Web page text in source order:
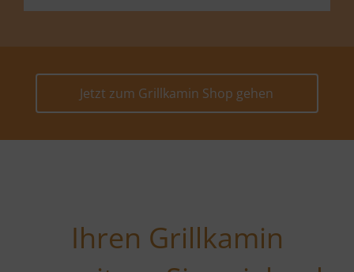
Jetzt zum Grillkamin Shop gehen
Ihren Grillkamin